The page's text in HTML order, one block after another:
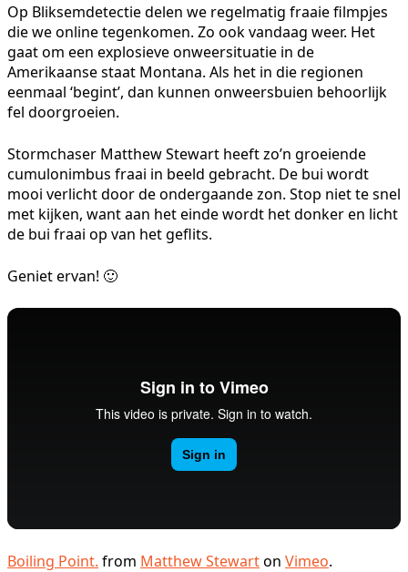
Op Bliksemdetectie delen we regelmatig fraaie filmpjes
die we online tegenkomen. Zo ook vandaag weer. Het
gaat om een explosieve onweersituatie in de
Amerikaanse staat Montana. Als het in die regionen
eenmaal ‘begint’, dan kunnen onweersbuien behoorlijk
fel doorgroeien.
Stormchaser Matthew Stewart heeft zo’n groeiende
cumulonimbus fraai in beeld gebracht. De bui wordt
mooi verlicht door de ondergaande zon. Stop niet te snel
met kijken, want aan het einde wordt het donker en licht
de bui fraai op van het geflits.
Geniet ervan! 🙂
Boiling Point. from Matthew Stewarton Vimeo.